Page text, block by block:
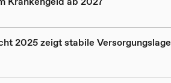
2025 zeigt stabile Versorgungslage